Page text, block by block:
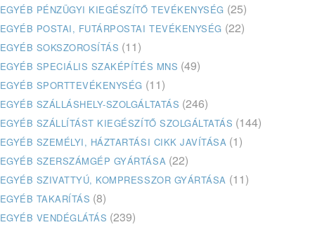
EGYÉB PÉNZÜGYI KIEGÉSZÍTŐ TEVÉKENYSÉG (25)
EGYÉB POSTAI, FUTÁRPOSTAI TEVÉKENYSÉG (22)
EGYÉB SOKSZOROSÍTÁS (11)
EGYÉB SPECIÁLIS SZAKÉPÍTÉS MNS (49)
EGYÉB SPORTTEVÉKENYSÉG (11)
EGYÉB SZÁLLÁSHELY-SZOLGÁLTATÁS (246)
EGYÉB SZÁLLÍTÁST KIEGÉSZÍTŐ SZOLGÁLTATÁS (144)
EGYÉB SZEMÉLYI, HÁZTARTÁSI CIKK JAVÍTÁSA (1)
EGYÉB SZERSZÁMGÉP GYÁRTÁSA (22)
EGYÉB SZIVATTYÚ, KOMPRESSZOR GYÁRTÁSA (11)
EGYÉB TAKARÍTÁS (8)
EGYÉB VENDÉGLÁTÁS (239)